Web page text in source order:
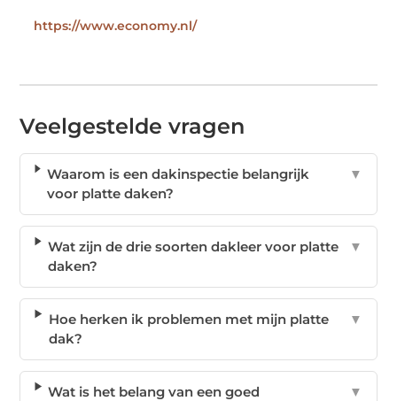
https://www.economy.nl/
Veelgestelde vragen
Waarom is een dakinspectie belangrijk
voor platte daken?
▼
Wat zijn de drie soorten dakleer voor platte
daken?
▼
Hoe herken ik problemen met mijn platte
dak?
▼
Wat is het belang van een goed
▼